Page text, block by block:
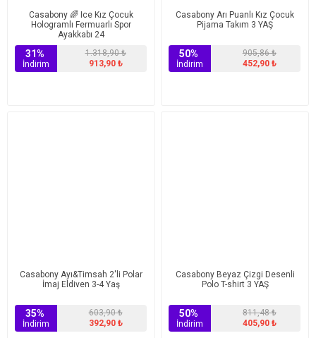
Casabony 🌈 Ice Kız Çocuk
Hologramlı Fermuarlı Spor
Ayakkabı 24
31%
İndirim
1.318,90 ₺
913,90 ₺
Casabony Arı Puanlı Kız Çocuk
Pijama Takım 3 YAŞ
50%
İndirim
905,86 ₺
452,90 ₺
Casabony Ayı&Timsah 2'li Polar
İmaj Eldiven 3-4 Yaş
35%
İndirim
603,90 ₺
392,90 ₺
Casabony Beyaz Çizgi Desenli
Polo T-shirt 3 YAŞ
50%
İndirim
811,48 ₺
405,90 ₺